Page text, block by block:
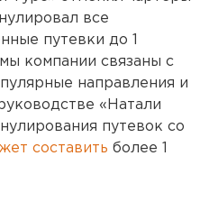
все
путевки до 1
компании связаны с
направления и
«Натали
путевок со
составить более 1